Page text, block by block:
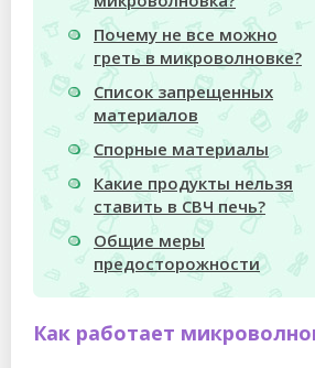
Почему не все можно
греть в микроволновке?
Список запрещенных
материалов
Спорные материалы
Какие продукты нельзя
ставить в СВЧ печь?
Общие меры
предосторожности
Как работает